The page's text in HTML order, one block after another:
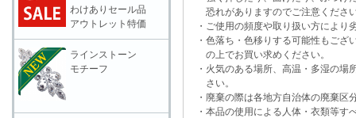
恐れがありますのでご注意くださ
・ご使用の頻度や取り扱い方により
・色落ち・色移りする可能性もござ
の上でお買い求めください。
・火気のある場所、高温・多湿の場
さい。
・廃棄の際は各地方自治体の廃棄区
・本品の使用による人体・衣類等す
わけありセール品
アウトレット特価
ラインストーン
モチーフ